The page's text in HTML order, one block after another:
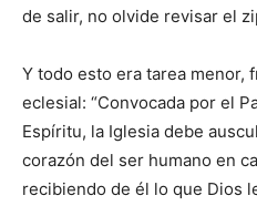
de salir, no olvide revisar el
Y todo esto era tarea menor,
eclesial: “Convocada por el
Espíritu, la Iglesia debe
cora­zón del ser humano en
recibiendo de él lo que Dios